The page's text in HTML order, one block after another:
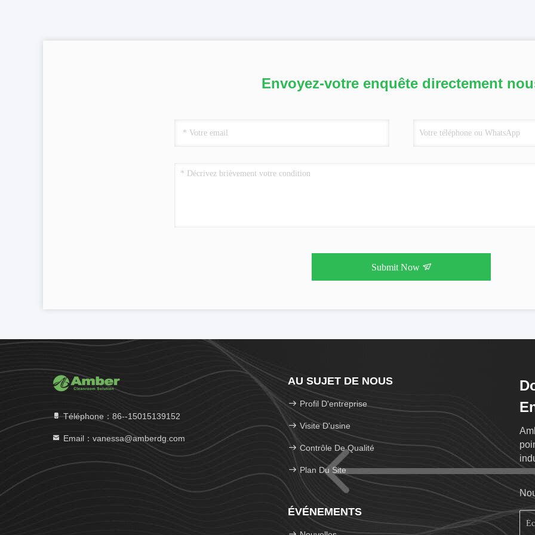
Envoyez-votre enquête directement
Submit Now
Téléphone：86--15015139152
Email：vanessa@amberdg.com
AU SUJET DE NOUS
Profil D'entreprise
Visite D'usine
Contrôle De Qualité
Plan Du Site
ÉVÉNEMENTS